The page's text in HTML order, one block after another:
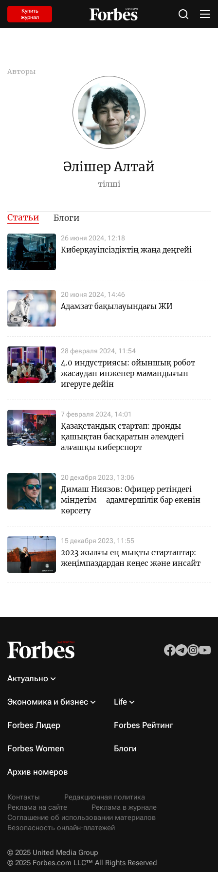
Купить
журнал
Авторы
Әлішер Алтай
тілші
Статьи Блоги
26 июня 2024, 12:18
Киберқауіпсіздіктің жаңа деңгейі
20 июня 2024, 14:46
Адамзат бақылауындағы ЖИ
28 февраля 2024, 11:54
4.0 индустриясы: ойыншық робот
жасаудан инженер мамандығын
игеруге дейін
7 февраля 2024, 14:01
Қазақстандық стартап: дронды
қашықтан басқаратын әлемдегі
алғашқы киберспорт
20 декабря 2023, 13:06
Димаш Ниязов: Офицер ретіндегі
міндетім – адамгершілік бар екенін
көрсету
15 декабря 2023, 11:55
2023 жылғы ең мықты стартаптар:
жеңімпаздардан кеңес және инсайт
Актуально
Экономика и бизнес Life
Forbes Лидер Forbes Рейтинг
Forbes Women Блоги
Архив номеров
Контакты
Редакционная политика
Реклама на сайте
Реклама в журнале
Соглашение об использовании материалов
Безопасность онлайн-платежей
© 2025 United Media Group
© 2025 Forbes.com LLC™ All Rights Reserved